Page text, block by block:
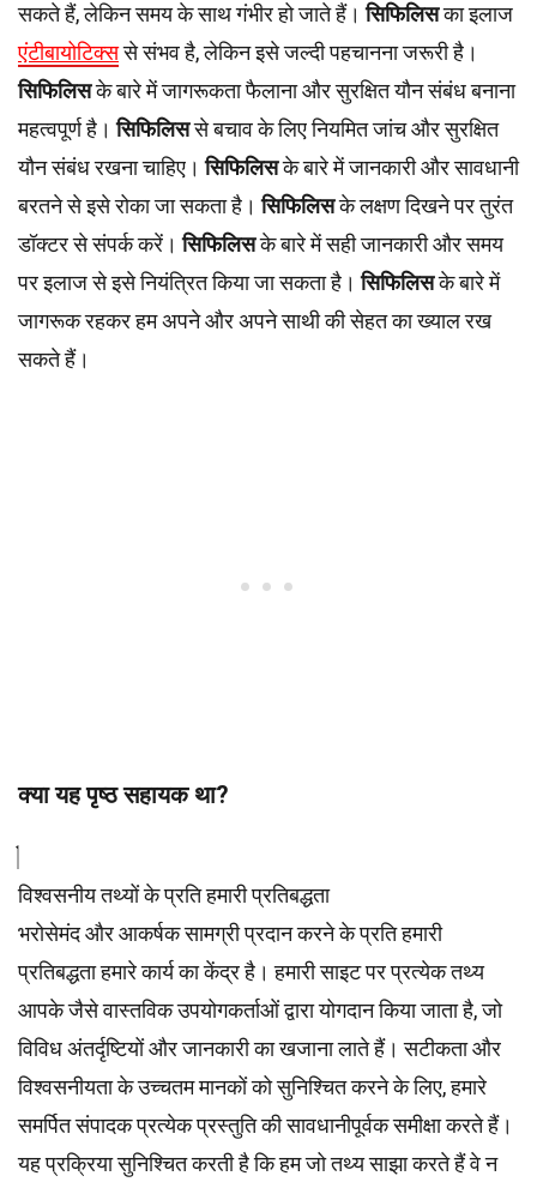
सकते हैं, लेकिन समय के साथ गंभीर हो जाते हैं।सिफिलिसका इलाज
एंटीबायोटिक्ससे संभव है, लेकिन इसे जल्दी पहचानना जरूरी है।
सिफिलिसके बारे में जागरूकता फैलाना और सुरक्षित यौन संबंध बनाना
महत्वपूर्ण है।सिफिलिससे बचाव के लिए नियमित जांच और सुरक्षित
यौन संबंध रखना चाहिए।सिफिलिसके बारे में जानकारी और सावधानी
बरतने से इसे रोका जा सकता है।सिफिलिसके लक्षण दिखने पर तुरंत
डॉक्टर से संपर्क करें।सिफिलिसके बारे में सही जानकारी और समय
पर इलाज से इसे नियंत्रित किया जा सकता है।सिफिलिसके बारे में
जागरूक रहकर हम अपने और अपने साथी की सेहत का ख्याल रख
सकते हैं।
क्या यह पृष्ठ सहायक था?
विश्वसनीय तथ्यों के प्रति हमारी प्रतिबद्धता
भरोसेमंद और आकर्षक सामग्री प्रदान करने के प्रति हमारी
प्रतिबद्धता हमारे कार्य का केंद्र है। हमारी साइट पर प्रत्येक तथ्य
आपके जैसे वास्तविक उपयोगकर्ताओं द्वारा योगदान किया जाता है, जो
विविध अंतर्दृष्टियों और जानकारी का खजाना लाते हैं। सटीकता और
विश्वसनीयता के उच्चतममानकोंको सुनिश्चित करने के लिए, हमारे
समर्पितसंपादकप्रत्येक प्रस्तुति की सावधानीपूर्वक समीक्षा करते हैं।
यह प्रक्रिया सुनिश्चित करती है कि हम जो तथ्य साझा करते हैं वे न